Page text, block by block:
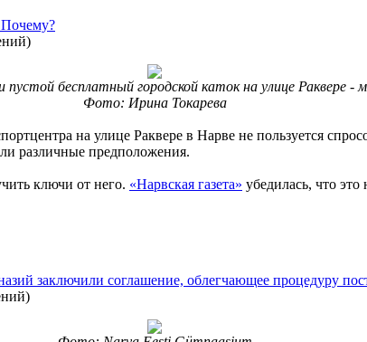
Почему?
)
бесплатный городской каток на улице Раквере -
Фото: Ирина Токарева
на улице Раквере в Нарве не пользуется
различные предположения.
ключи от него. «Нарвская газета» убедилась, что это
заключили соглашение, облегчающее процедуру
)